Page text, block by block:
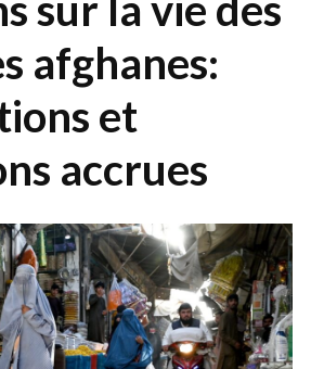
afghanes:
et
accrues